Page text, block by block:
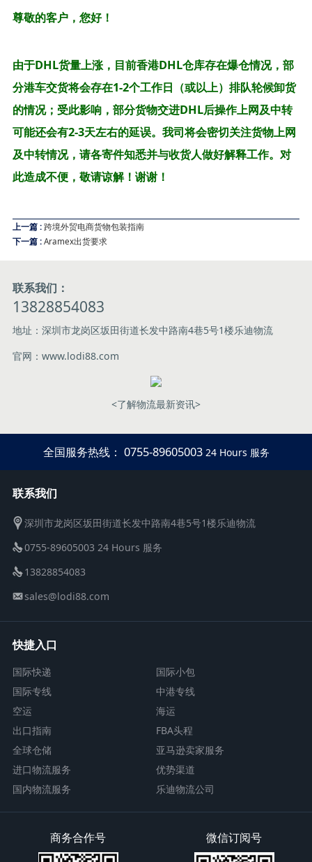
尊敬的客户，您好！
由于DHL货量上涨，目前香港DHL仓库存在爆仓情况，部
分港车交货将会存在1-2个工作日（或以上）排队轮候卸货
的情况；受此影响，部分货物交进DHL后操作上网及中转
可能还会有2-3天左右的延误。我司将会密切关注货物上网
及中转情况，请各寄件知悉并与收货人做好解释工作。对
此造成不便，敬请谅解！谢谢！
上一篇 : 跨境外贸电商货物包装指南
下一篇 : Aramex出货要求
联系我们：
13828854083
地址：深圳市龙岗区坂田街道长发中路南4巷5号1楼乐迪物流
官网：www.lodi88.com
<了解物流最新资讯>
全国服务热线： 0755-89605003 24 Hours 服务
联系我们
深圳市龙岗区坂田街道长发中路南4巷5号1楼乐迪物流
0755-89605003 24 Hours 服务
13828854083
sales@lodi88.com
快捷入口
国际快递
国际小包
国际专线
中港专线
空运
海运
出口指南
FBA头程
全球仓储
亚马逊卖家服务
进口物流服务
优势渠道
国内物流服务
乐迪物流公司
商务合作号 微信订阅号